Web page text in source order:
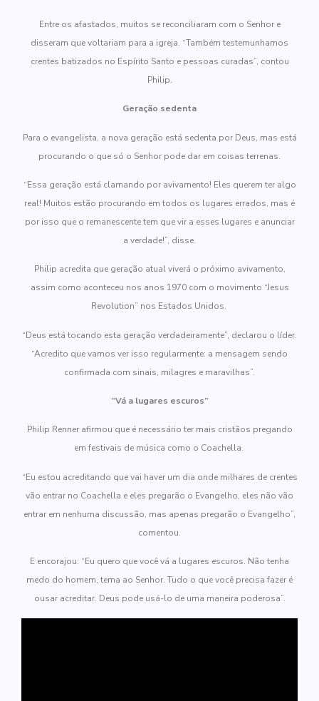
Entre os afastados, muitos se reconciliaram com o Senhor e
disseram que voltariam para a igreja. “Também testemunhamos
crentes batizados no Espírito Santo e pessoas curadas”, contou
Philip.
Geração sedenta
Para o evangelista, a nova geração está sedenta por Deus, mas está
procurando o que só o Senhor pode dar em coisas terrenas.
“Essa geração está clamando por avivamento! Eles querem ter algo
real! Muitos estão procurando em todos os lugares errados, mas é
por isso que o remanescente tem que vir a esses lugares e anunciar
a verdade!”, disse.
Philip acredita que geração atual viverá o próximo avivamento,
assim como aconteceu nos anos 1970 com o movimento “Jesus
Revolution” nos Estados Unidos.
“Deus está tocando esta geração verdadeiramente”, declarou o líder.
“Acredito que vamos ver isso regularmente: a mensagem sendo
confirmada com sinais, milagres e maravilhas”.
“Vá a lugares escuros”
Philip Renner afirmou que é necessário ter mais cristãos pregando
em festivais de música como o Coachella.
“Eu estou acreditando que vai haver um dia onde milhares de crentes
vão entrar no Coachella e eles pregarão o Evangelho, eles não vão
entrar em nenhuma discussão, mas apenas pregarão o Evangelho”,
comentou.
E encorajou: “Eu quero que você vá a lugares escuros. Não tenha
medo do homem, tema ao Senhor. Tudo o que você precisa fazer é
ousar acreditar. Deus pode usá-lo de uma maneira poderosa”.